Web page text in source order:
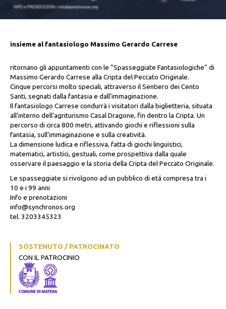
insieme al fantasiologo Massimo Gerardo Carrese
ritornano gli appuntamenti con le “Spasseggiate Fantasiologiche” di
Massimo Gerardo Carrese alla Cripta del Peccato Originale.
Cinque percorsi molto speciali, attraverso il Sentiero dei Cento
Santi, segnati dalla fantasia e dall’immaginazione.
Il fantasiologo Carrese condurrà i visitatori dalla biglietteria, situata
all’interno dell’agriturismo Casal Dragone, fin dentro la Cripta. Un
percorso di circa 800 metri, attivando giochi e riflessioni sulla
fantasia, sull’immaginazione e sulla creatività.
La dimensione ludica e riflessiva, fatta di giochi linguistici,
matematici, artistici, gestuali, come prospettiva dalla quale
osservare il paesaggio e la storia della Cripta del Peccato Originale.
Le spasseggiate si rivolgono ad un pubblico di etá compresa tra i
10 e i 99 anni
Info e prenotazioni
info@synchronos.org
tel. 3203345323
SOSTENUTO / PATROCINATO
CON IL PATROCINIO